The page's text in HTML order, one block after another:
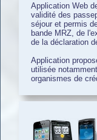
Application Web
validité des
séjour et permis
bande MRZ, de
de la déclaration
Application
utilisée
organismes de